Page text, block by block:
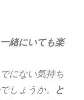
緒にいても楽
にない気持ち
しょうか。
と